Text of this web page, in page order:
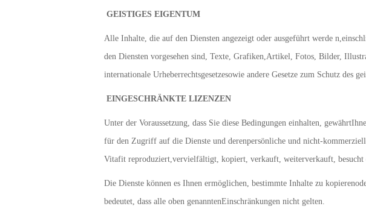
GEISTIGES EIGENTUM
Alle Inhalte, die auf den Diensten angezeigt oder ausgeführt werde
den Diensten vorgesehen sind, Texte, Grafiken,Artikel, Fotos, Bilder,
internationale Urheberrechtsgesetzesowie andere Gesetze zum Schutz des
EINGESCHRÄNKTE LIZENZEN
Unter der Voraussetzung, dass Sie diese Bedingungen einhalten,
für den Zugriff auf die Dienste und derenpersönliche und nicht-
Vitafit reproduziert,vervielfältigt, kopiert, verkauft, weiterverkauft,
Die Dienste können es Ihnen ermöglichen, bestimmte Inhalte zu
bedeutet, dass alle oben genanntenEinschränkungen nicht gelten.